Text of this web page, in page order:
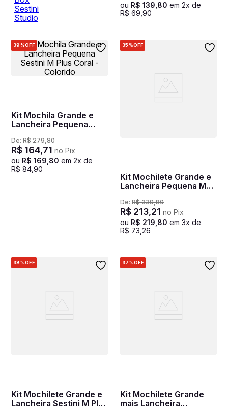
ou R$ 139 80 em 2x de
R$ 69 90
39%OFF
Kit Mochila Grande e
Lancheira Pequena
Colorido
De: R$ 279,80
R$ 164,71 no Pix
ou R$ 169 80 em 2x de
R$ 84 90
35%OFF
Kit Mochilete Grande e
Lancheira Pequena Meu
Colorido
De: R$ 339,80
R$ 213,21 no Pix
ou R$ 219 80 em 3x de
R$ 73 26
38%OFF
Kit Mochilete Grande e
Lancheira Sestini M Plus
37%OFF
Kit Mochilete Grande
mais Lancheira